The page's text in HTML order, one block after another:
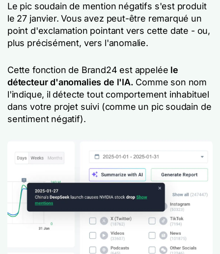
Le pic soudain de mention négatifs s'est produit
le 27 janvier. Vous avez peut-être remarqué un
point d'exclamation pointant vers cette date - ou,
plus précisément, vers l'anomalie.
Cette fonction de Brand24 est appelée le
détecteur d'anomalies de l'IA. Comme son nom
l'indique, il détecte tout comportement inhabituel
dans votre projet suivi (comme un pic soudain de
sentiment négatif).